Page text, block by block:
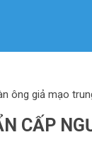
ông giả mạo
CẤP